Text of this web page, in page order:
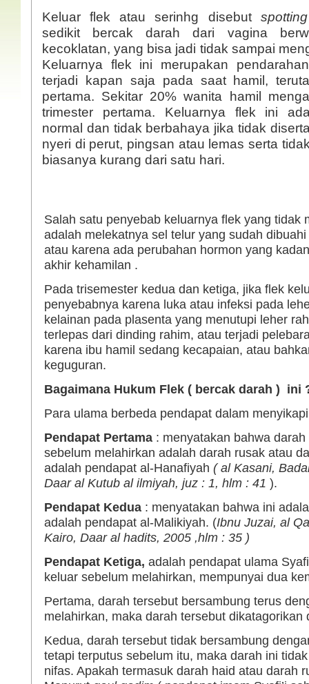
Keluar flek atau serinhg disebut
sedikit bercak darah dari vagina
kecoklatan, yang bisa jadi tidak sampai
Keluarnya flek ini merupakan
terjadi kapan saja pada saat hamil,
pertama. Sekitar 20% wanita hamil
trimester pertama. Keluarnya flek ini
normal dan tidak berbahaya jika tidak
nyeri di perut, pingsan atau lemas serta
biasanya kurang dari satu hari.
Salah satu penyebab keluarnya flek yang tidak
adalah melekatnya sel telur yang sudah
atau karena ada perubahan hormon yang
akhir kehamilan .
Pada trisemester kedua dan ketiga, jika flek
penyebabnya karena luka atau infeksi pada
kelainan pada plasenta yang menutupi leher
terlepas dari dinding rahim, atau terjadi
karena ibu hamil sedang kecapaian, atau
keguguran.
Bagaimana Hukum Flek ( bercak darah ) ini
Para ulama berbeda pendapat dalam
Pendapat Pertama : menyatakan bahwa
sebelum melahirkan adalah darah rusak atau
adalah pendapat al-Hanafiyah ( al Kasani,
Daar al Kutub al ilmiyah, juz : 1, hlm : 41 ).
Pendapat Kedua : menyatakan bahwa ini
adalah pendapat al-Malikiyah. (Ibnu Juzai, al
Kairo, Daar al hadits, 2005 ,hlm : 35 )
Pendapat Ketiga, adalah pendapat ulama
keluar sebelum melahirkan, mempunyai dua
Pertama, darah tersebut bersambung terus
melahirkan, maka darah tersebut dikatagorikan
Kedua, darah tersebut tidak bersambung
tetapi terputus sebelum itu, maka darah ini
nifas. Apakah termasuk darah haid atau darah
Tanya Jawab Aktual
Tentang Shalat
Lihat isinya
Tanya Jawab Aktual
Tentang Puasa
Lihat isinya »
Jilbab
Islam
Quraish)
Lihat isinya
Halal dan Haram
(Edisi I)
Lihat isinya »